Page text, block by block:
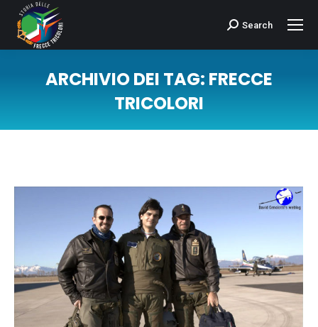
Cerca:Search
ARCHIVIO DEI TAG: FRECCE
TRICOLORI